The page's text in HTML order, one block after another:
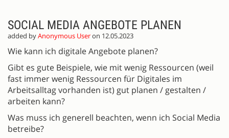
SOCIAL MEDIA ANGEBOTE PLANEN
added byAnonymous Useron 12.05.2023
Wie kann ich digitale Angebote planen?
Gibt es gute Beispiele, wie mit wenig Ressourcen (weil
fast immer wenig Ressourcen für Digitales im
Arbeitsalltag vorhanden ist) gut planen / gestalten /
arbeiten kann?
Was muss ich generell beachten, wenn ich Social Media
betreibe?